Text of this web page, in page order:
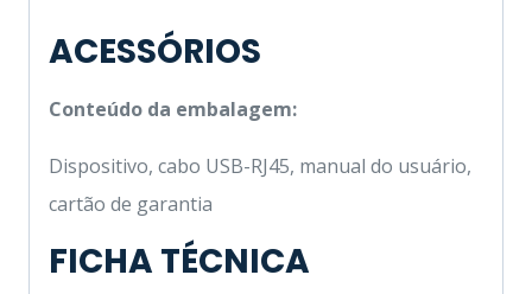
ACESSÓRIOS
Conteúdo da embalagem:
Dispositivo, cabo USB-RJ45, manual do usuário,
cartão de garantia
FICHA TÉCNICA